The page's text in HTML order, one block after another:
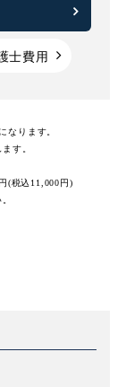
士費用
なります。
す。
(税込11,000円)